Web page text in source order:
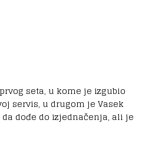
seta, u kome je izgubio
servis, u drugom je Vasek
dođe do izjednačenja, ali je